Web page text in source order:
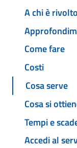
A chi è rivolto
Come fare
Costi
Cosa serve
Cosa si
Tempi e
Accedi al